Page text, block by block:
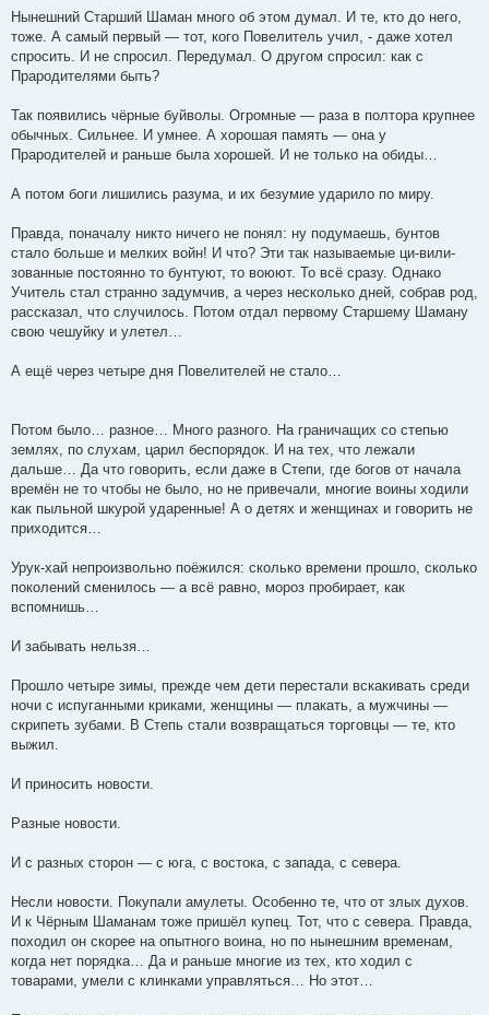
Нынешний Старший Шаман много об этом думал. И те, кто до него,
тоже. А самый первый — тот, кого Повелитель учил, - даже хотел
спросить. И не спросил. Передумал. О другом спросил: как с
Прародителями быть?
Так появились чёрные буйволы. Огромные — раза в полтора крупнее
обычных. Сильнее. И умнее. А хорошая память — она у
Прародителей и раньше была хорошей. И не только на обиды…
А потом боги лишились разума, и их безумие ударило по миру.
Правда, поначалу никто ничего не понял: ну подумаешь, бунтов
стало больше и мелких войн! И что? Эти так называемые ци-вили-
зованные постоянно то бунтуют, то воюют. То всё сразу. Однако
Учитель стал странно задумчив, а через несколько дней, собрав род,
рассказал, что случилось. Потом отдал первому Старшему Шаману
свою чешуйку и улетел…
А ещё через четыре дня Повелителей не стало…
Потом было… разное… Много разного. На граничащих со степью
землях, по слухам, царил беспорядок. И на тех, что лежали
дальше… Да что говорить, если даже в Степи, где богов от начала
времён не то чтобы не было, но не привечали, многие воины ходили
как пыльной шкурой ударенные! А о детях и женщинах и говорить не
приходится…
Урук-хай непроизвольно поёжился: сколько времени прошло, сколько
поколений сменилось — а всё равно, мороз пробирает, как
вспомнишь…
И забывать нельзя…
Прошло четыре зимы, прежде чем дети перестали вскакивать среди
ночи с испуганными криками, женщины — плакать, а мужчины —
скрипеть зубами. В Степь стали возвращаться торговцы — те, кто
выжил.
И приносить новости.
Разные новости.
И с разных сторон — с юга, с востока, с запада, с севера.
Несли новости. Покупали амулеты. Особенно те, что от злых духов.
И к Чёрным Шаманам тоже пришёл купец. Тот, что с севера. Правда,
походил он скорее на опытного воина, но по нынешним временам,
когда нет порядка… Да и раньше многие из тех, кто ходил с
товарами, умели с клинками управляться… Но этот…